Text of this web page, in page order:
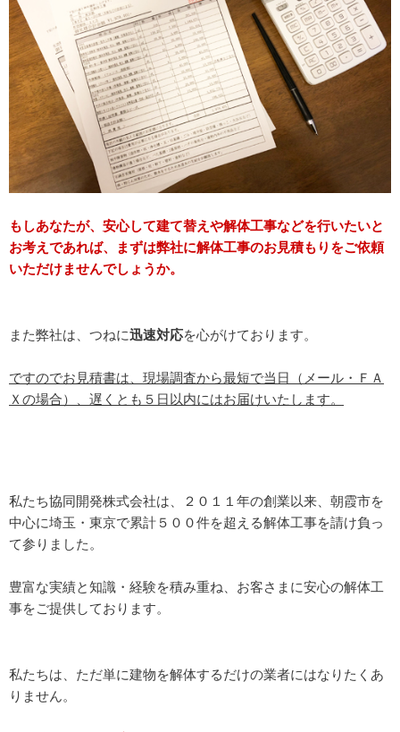
もしあなたが、安心して建て替えや解体工事などを行いたいと
お考えであれば、まずは弊社に解体工事のお見積もりをご依頼
いただけませんでしょうか。
また弊社は、つねに迅速対応を心がけております。
ですのでお見積書は、現場調査から最短で当日（メール・ＦＡ
Ｘの場合）、遅くとも５日以内にはお届けいたします。
私たち協同開発株式会社は、２０１１年の創業以来、朝霞市を
中心に埼玉・東京で累計５００件を超える解体工事を請け負っ
て参りました。
豊富な実績と知識・経験を積み重ね、お客さまに安心の解体工
事をご提供しております。
私たちは、ただ単に建物を解体するだけの業者にはなりたくあ
りません。